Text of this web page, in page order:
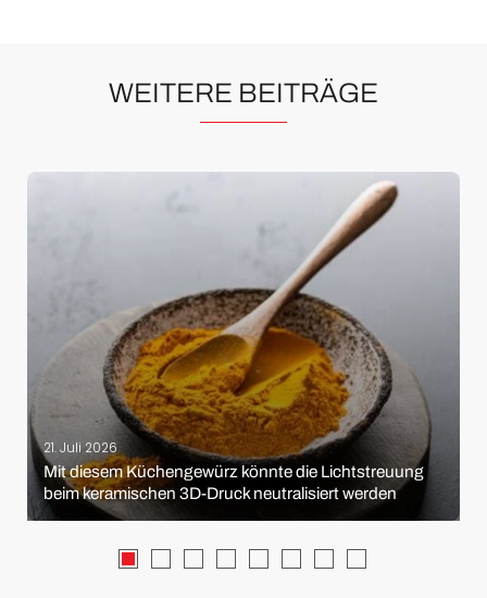
WEITERE BEITRÄGE
21. Juli 2026
Mit diesem Küchengewürz könnte die Lichtstreuung
beim keramischen 3D-Druck neutralisiert werden